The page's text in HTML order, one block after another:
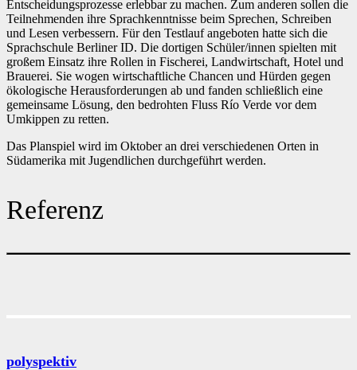
Entscheidungsprozesse erlebbar zu machen. Zum anderen sollen die
Teilnehmenden ihre Sprachkenntnisse beim Sprechen, Schreiben
und Lesen verbessern. Für den Testlauf angeboten hatte sich die
Sprachschule Berliner ID. Die dortigen Schüler/innen spielten mit
großem Einsatz ihre Rollen in Fischerei, Landwirtschaft, Hotel und
Brauerei. Sie wogen wirtschaftliche Chancen und Hürden gegen
ökologische Herausforderungen ab und fanden schließlich eine
gemeinsame Lösung, den bedrohten Fluss Río Verde vor dem
Umkippen zu retten.
Das Planspiel wird im Oktober an drei verschiedenen Orten in
Südamerika mit Jugendlichen durchgeführt werden.
Referenz
polyspektiv